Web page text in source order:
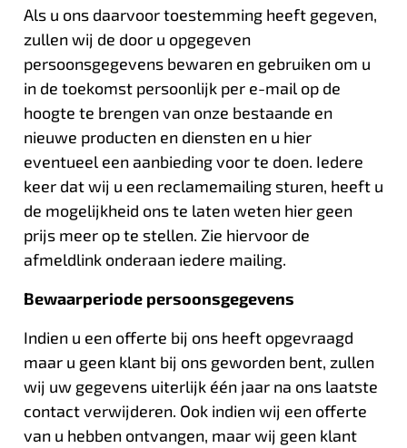
Als u ons daarvoor toestemming heeft gegeven,
zullen wij de door u opgegeven
persoonsgegevens bewaren en gebruiken om u
in de toekomst persoonlijk per e-mail op de
hoogte te brengen van onze bestaande en
nieuwe producten en diensten en u hier
eventueel een aanbieding voor te doen. Iedere
keer dat wij u een reclamemailing sturen, heeft u
de mogelijkheid ons te laten weten hier geen
prijs meer op te stellen. Zie hiervoor de
afmeldlink onderaan iedere mailing.
Bewaarperiode persoonsgegevens
Indien u een offerte bij ons heeft opgevraagd
maar u geen klant bij ons geworden bent, zullen
wij uw gegevens uiterlijk één jaar na ons laatste
contact verwijderen. Ook indien wij een offerte
van u hebben ontvangen, maar wij geen klant